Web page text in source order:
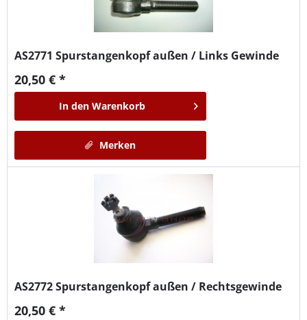
AS2771Spurstangenkopf außen / Links Gewinde
20,50 € *
In den Warenkorb
Merken
AS2772Spurstangenkopf außen / Rechtsgewinde
20,50 € *